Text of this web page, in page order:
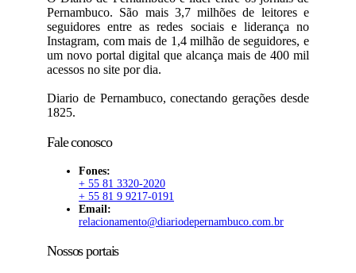
Pernambuco. São mais 3,7 milhões de leitores e
seguidores entre as redes sociais e liderança no
Instagram, com mais de 1,4 milhão de seguidores, e
um novo portal digital que alcança mais de 400 mil
acessos no site por dia.
Diario de Pernambuco, conectando gerações desde
1825.
Fale conosco
Fones:
+ 55 81 3320-2020
+ 55 81 9 9217-0191
Email:
relacionamento@diariodepernambuco.com.br
Nossos portais